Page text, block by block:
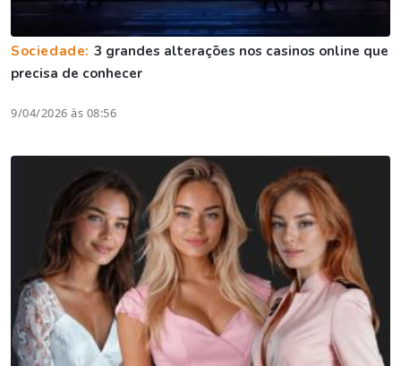
Sociedade: 3 grandes alterações nos casinos online que
precisa de conhecer
9/04/2026 às 08:56